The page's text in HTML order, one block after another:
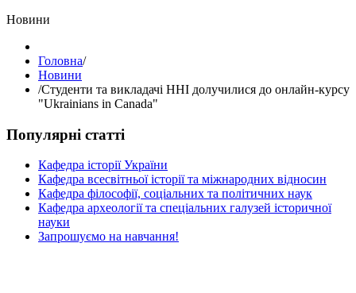
Hовини
Головна/
Hовини
/Студенти та викладачі ННІ долучилися до онлайн-курсу
"Ukrainians in Canada"
Популярні статті
Кафедра історії України
Кафедра всесвітньої історії та міжнародних відносин
Кафедра філософії, соціальних та політичних наук
Кафедра археології та спеціальних галузей історичної
науки
Запрошуємо на навчання!